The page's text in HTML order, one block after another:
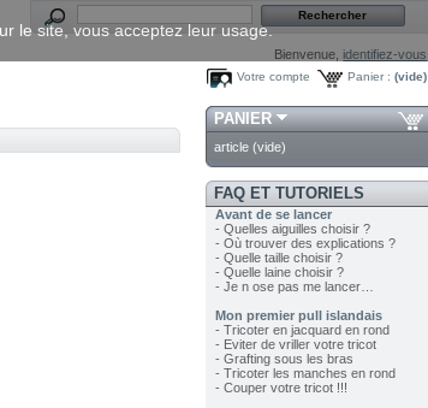
Bienvenue, identifiez-vous
Panier : (vide)
Votre compte
PANIER
article (vide)
FAQ ET TUTORIELS
Avant de se lancer
- Quelles aiguilles choisir ?
- Où trouver des explications ?
- Quelle taille choisir ?
- Quelle laine choisir ?
- Je n ose pas me lancer…
Mon premier pull islandais
- Tricoter en jacquard en rond
- Eviter de vriller votre tricot
- Grafting sous les bras
- Tricoter les manches en rond
- Couper votre tricot !!!
le site, vous acceptez leur usage.